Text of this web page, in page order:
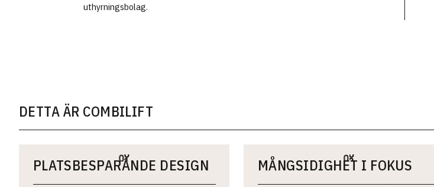
uthyrningsbolag.
DETTA ÄR COMBILIFT
PLATSBESPARANDE DESIGN MÅNGSIDIGHET I FOKUS